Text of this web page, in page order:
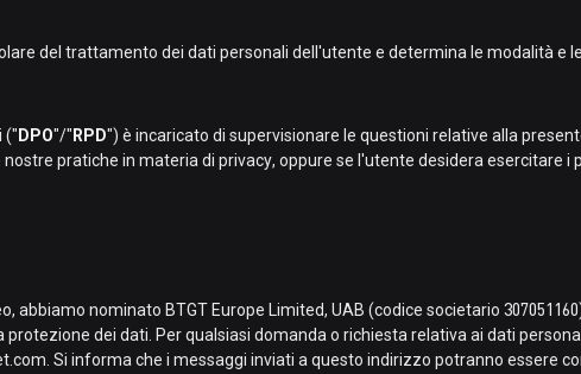
del trattamento dei dati personali dell'utente e determina le modalità e
(" DPO"/" RPD") è incaricato di supervisionare le questioni relative alla
pratiche in materia di privacy, oppure se l'utente desidera esercitare
abbiamo nominato BTGT Europe Limited, UAB (codice societario
dei dati. Per qualsiasi domanda o richiesta relativa ai dati
Si informa che i messaggi inviati a questo indirizzo potranno essere